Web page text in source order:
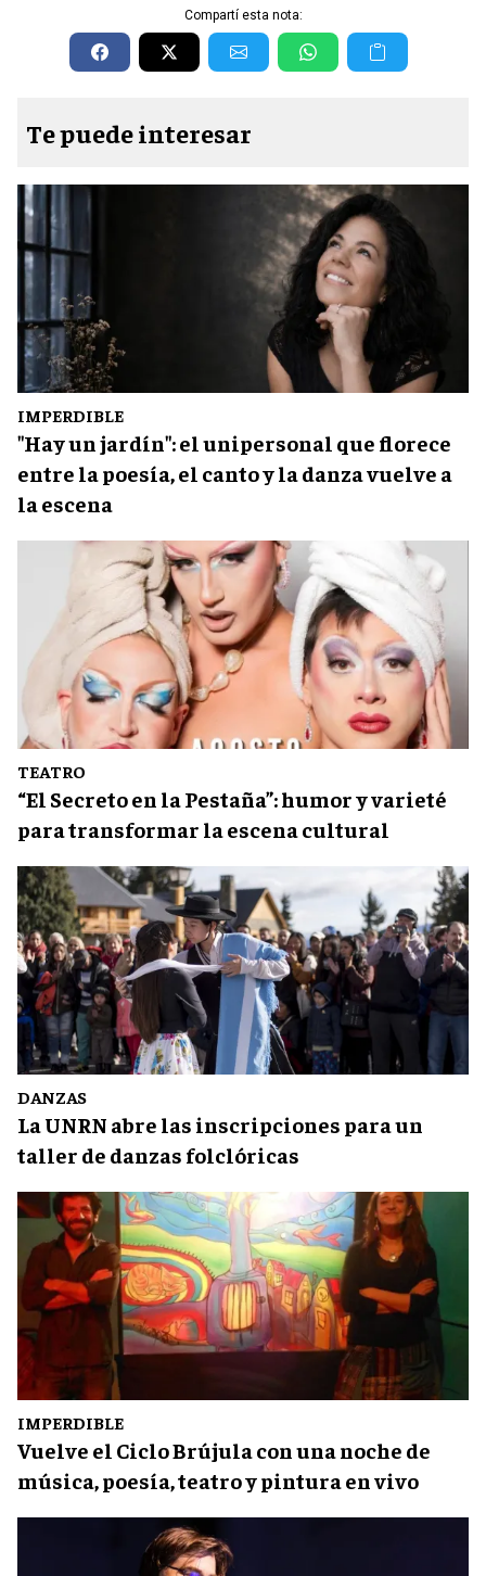
Compartí esta nota:
Te puede interesar
IMPERDIBLE
"Hay un jardín": el unipersonal que florece
entre la poesía, el canto y la danza vuelve a
la escena
TEATRO
“El Secreto en la Pestaña”: humor y varieté
para transformar la escena cultural
DANZAS
La UNRN abre las inscripciones para un
taller de danzas folclóricas
IMPERDIBLE
Vuelve el Ciclo Brújula con una noche de
música, poesía, teatro y pintura en vivo